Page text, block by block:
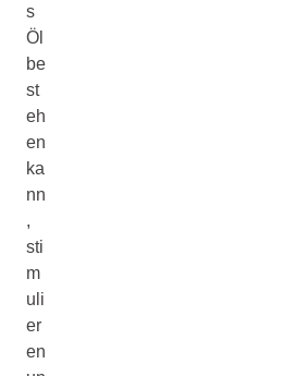
s
Öl
be
st
eh
en
ka
nn
,
sti
m
uli
er
en